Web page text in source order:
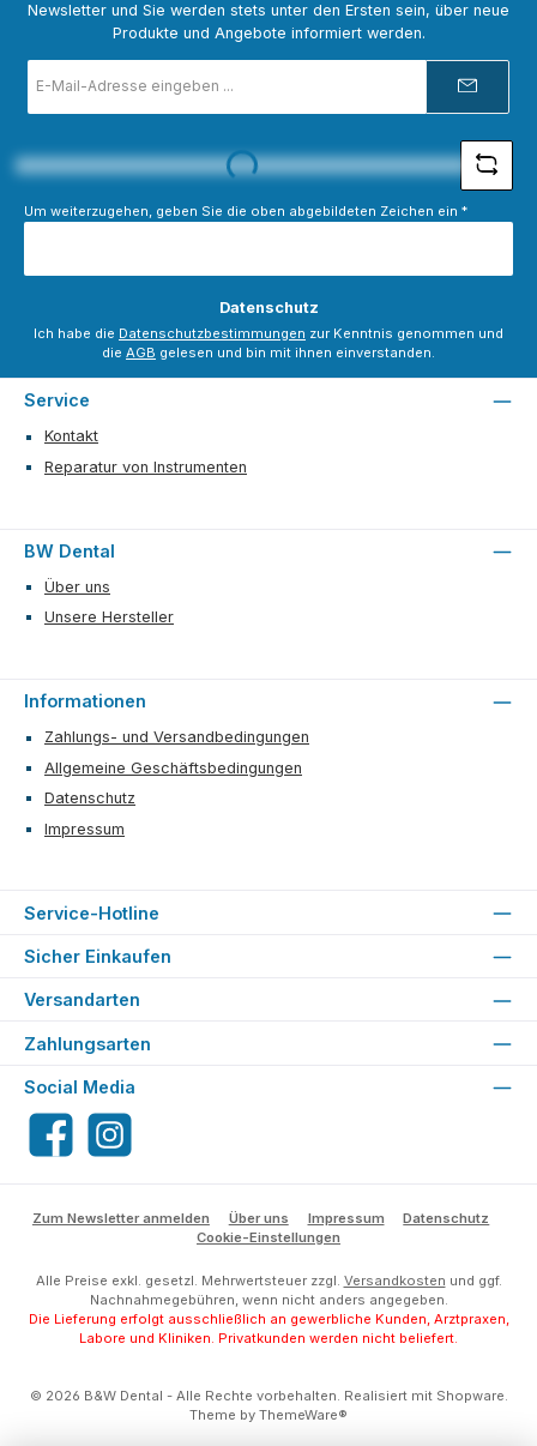
Newsletter und Sie werden stets unter den Ersten sein, über neue
Produkte und Angebote informiert werden.
Mail-
Adresse
Loading...
Um weiterzugehen, geben Sie die oben abgebildeten Zeichen ein *
Datenschutz
Ich habe die Datenschutzbestimmungen zur Kenntnis genommen und
die AGB gelesen und bin mit ihnen einverstanden.
Service
Kontakt
Reparatur von Instrumenten
BW Dental
Über uns
Unsere Hersteller
Informationen
Zahlungs- und Versandbedingungen
Allgemeine Geschäftsbedingungen
Datenschutz
Impressum
Service-Hotline
Sicher Einkaufen
Versandarten
Zahlungsarten
Social Media
FacebookInstagram
Zum Newsletter anmelden Über uns Impressum
Datenschutz
Cookie-Einstellungen
Alle Preise exkl. gesetzl. Mehrwertsteuer zzgl. Versandkosten und ggf.
Nachnahmegebühren, wenn nicht anders angegeben.
Die Lieferung erfolgt ausschließlich an gewerbliche Kunden, Arztpraxen,
Labore und Kliniken. Privatkunden werden nicht beliefert.
© 2026 B&W Dental - Alle Rechte vorbehalten. Realisiert mit Shopware.
Theme by ThemeWare®